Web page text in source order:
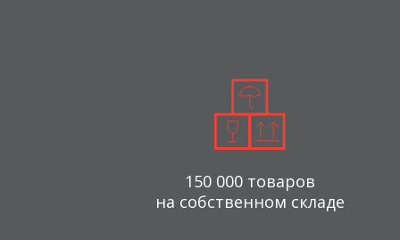
150 000 товаров
на собственном складе